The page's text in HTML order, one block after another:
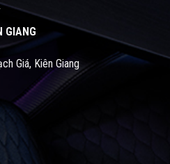
GIANG
Giá, Kiên Giang